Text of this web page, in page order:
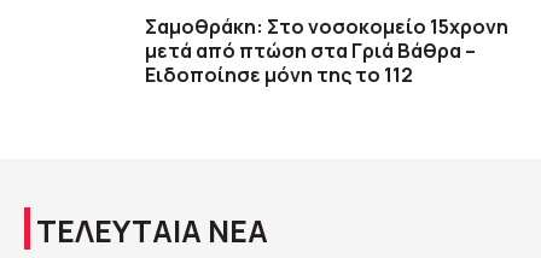
Σαμοθράκη: Στο νοσοκομείο 15χρονη
μετά από πτώση στα Γριά Βάθρα –
Ειδοποίησε μόνη της το 112
ΤΕΛΕΥΤΑΙΑ ΝΕΑ